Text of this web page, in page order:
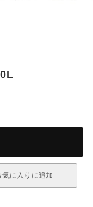
気に入りに追加